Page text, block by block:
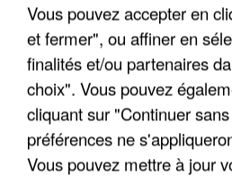
INTERPELLÉ EN ALGÉRIE
Vous pouvez accepter en
et fermer", ou affiner en
finalités et/ou partenaires
choix". Vous pouvez
cliquant sur "Continuer
préférences ne
Vous pouvez mettre à jour